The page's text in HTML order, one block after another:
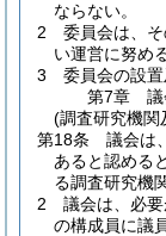
ならない。
2
委員会は、
い運営に努め
3
委員会の設
第7章
(調査研究機関
第18条
議会は
あると認める
る調査研究機
2
議会は、必要
の構成員に議